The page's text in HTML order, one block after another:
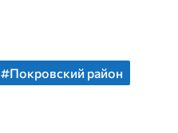
#Покровский район